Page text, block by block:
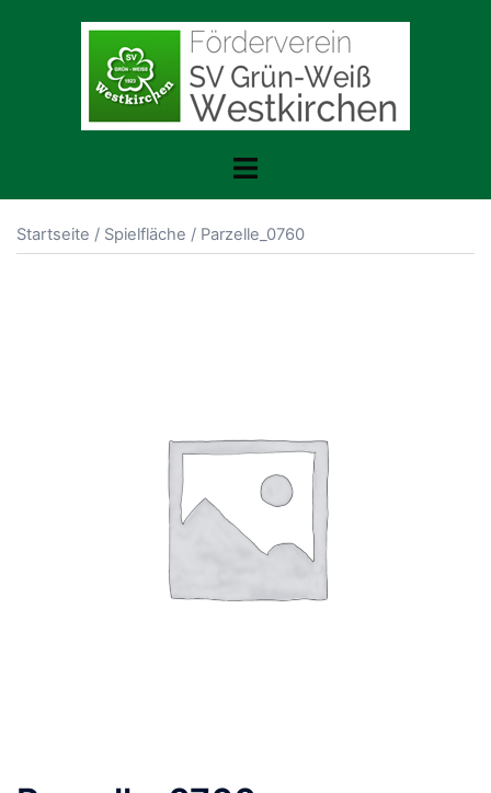
Toggle
Startseite / Spielfläche / Parzelle_0760